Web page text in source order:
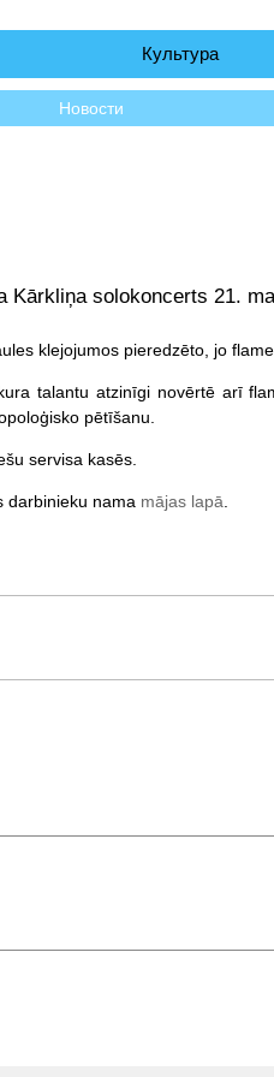
Культура
Новости
solokoncerts 21.
klejojumos pieredzēto, jo
talantu atzinīgi novērtē arī
pētīšanu.
servisa kasēs.
darbinieku nama mājas lapā